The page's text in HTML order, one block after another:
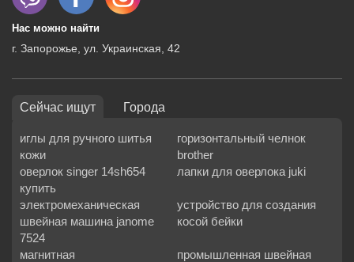
Нас можно найти
г. Запорожье, ул. Украинская, 42
Сейчас ищут Города
иглы для ручного шитья
кожи
горизонтальный челнок
brother
оверлок singer 14sh654
купить
лапки для оверлока juki
электромеханическая
швейная машина janome
7524
устройство для создания
косой бейки
магнитная
промышленная швейная